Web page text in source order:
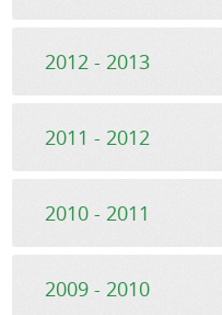
2012 - 2013
2011 - 2012
2010 - 2011
2009 - 2010